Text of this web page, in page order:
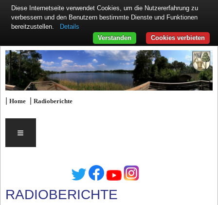
|Home |Radioberichte
≡
RADIOBERICHTE
Diese Internetseite verwendet Cookies, um die Nutzererfahrung zu
verbessern und den Benutzern bestimmte Dienste und Funktionen
bereitzustellen.
Details
Cookies verbieten
Verstanden